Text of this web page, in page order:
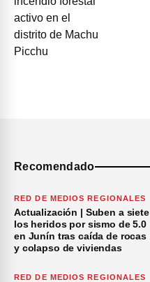
Recomendado
RED DE MEDIOS REGIONALES
Actualización | Suben a siete
los heridos por sismo de 5.0
en Junín tras caída de rocas
y colapso de viviendas
RED DE MEDIOS REGIONALES